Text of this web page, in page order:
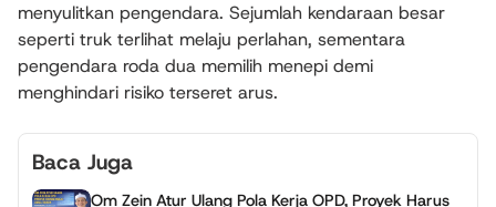
menyulitkan pengendara. Sejumlah kendaraan besar
seperti truk terlihat melaju perlahan, sementara
pengendara roda dua memilih menepi demi
menghindari risiko terseret arus.
Baca Juga
Om Zein Atur Ulang Pola Kerja OPD, Proyek Harus